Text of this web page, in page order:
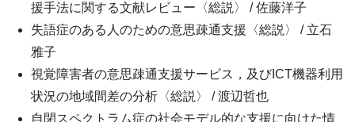
援手法に関する文献レビュー〈総説〉 / 佐藤洋子
失語症のある人のための意思疎通支援〈総説〉 / 立石
雅子
視覚障害者の意思疎通支援サービス，及びICT機器利用
状況の地域間差の分析〈総説〉 / 渡辺哲也
自閉スペクトラム症の社会モデル的な支援に向けた情